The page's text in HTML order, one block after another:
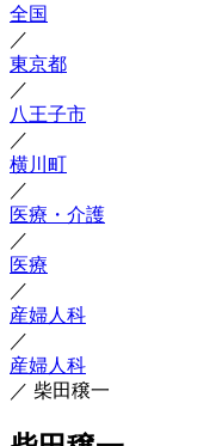
全国
／
東京都
／
八王子市
／
横川町
／
医療・介護
／
医療
／
産婦人科
／
産婦人科
／ 柴田穣一